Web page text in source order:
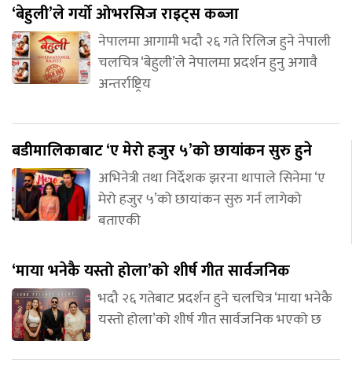
‘बेहुली’ले गर्यो ओभरसिज राइट्स कब्जा
नेपालमा आगामी भदौ २६ गते रिलिज हुने नेपाली
चलचित्र ‘बेहुली’ले नेपालमा प्रदर्शन हुनु अगावै
अन्तर्राष्ट्रिय
बडीमालिकाबाट ‘ए मेरो हजुर ५’को छायांकन सुरु हुने
अभिनेत्री तथा निर्देशक झरना थापाले सिनेमा ‘ए
मेरो हजुर ५’को छायांकन सुरु गर्न लागेको
बताएकी
‘माया भनेकै यस्तो होला’को शीर्ष गीत सार्वजनिक
भदौ २६ गतेबाट प्रदर्शन हुने चलचित्र ‘माया भनेकै
यस्तो होला’को शीर्ष गीत सार्वजनिक भएको छ